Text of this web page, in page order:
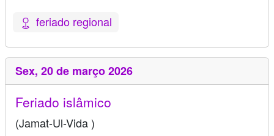
feriado regional
Sex, 20 de março 2026
Feriado islâmico
(Jamat-Ul-Vida )